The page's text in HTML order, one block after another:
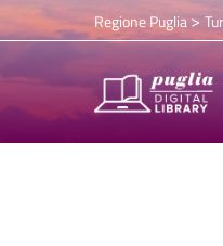
Regione Puglia>